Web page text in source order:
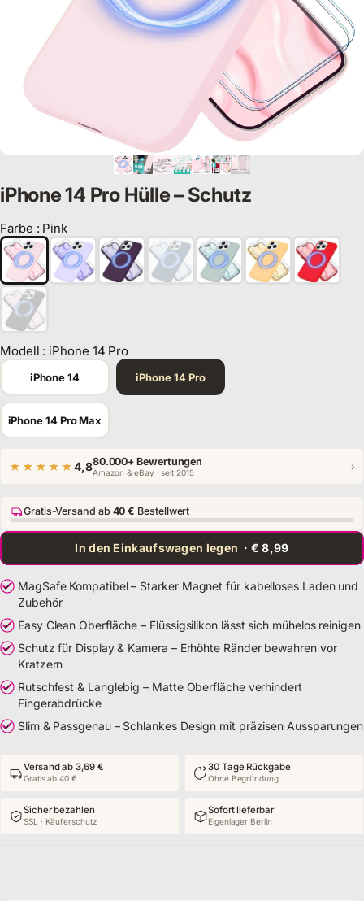
iPhone 14 Pro Hülle – Schutz
Farbe : Pink
Farbe
Modell : iPhone 14 Pro
Modell
iPhone 14 iPhone 14 Pro
iPhone 14 Pro Max
★★★★★4,880.000+ Bewertungen
Amazon & eBay · seit 2015 ›
Gratis-Versand ab 40 € Bestellwert
In den Einkaufswagen legen · € 8,99
MagSafe Kompatibel – Starker Magnet für kabelloses Laden und
Zubehör
Easy Clean Oberfläche – Flüssigsilikon lässt sich mühelos reinigen
Schutz für Display & Kamera – Erhöhte Ränder bewahren vor
Kratzern
Rutschfest & Langlebig – Matte Oberfläche verhindert
Fingerabdrücke
Slim & Passgenau – Schlankes Design mit präzisen Aussparungen
Versand ab 3,69 €
Gratis ab 40 €
30 Tage Rückgabe
Ohne Begründung
Sicher bezahlen
SSL · Käuferschutz
Sofort lieferbar
Eigenlager Berlin